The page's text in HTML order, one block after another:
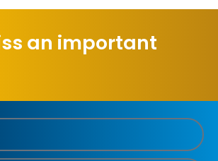
an important